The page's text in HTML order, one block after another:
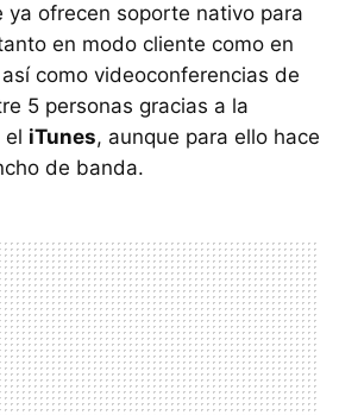
ya ofrecen soporte nativo para
en modo cliente como en
como videoconferencias de
5 personas gracias a la
el iTunes, aunque para ello hace
de banda.